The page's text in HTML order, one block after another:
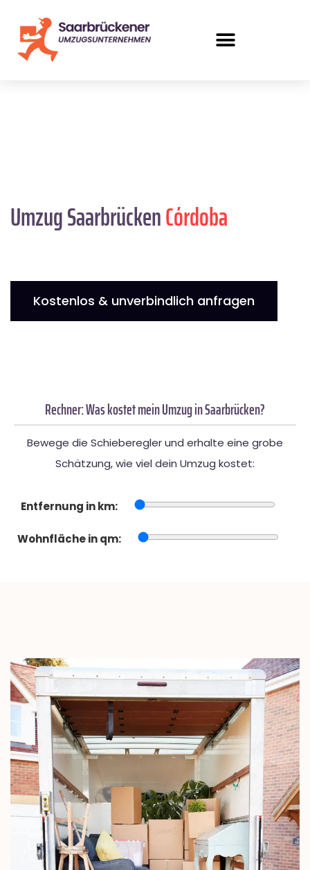
Umzug SaarbrückenCórdoba
Kostenlos & unverbindlich anfragen
Rechner: Was kostet mein Umzug in Saarbrücken?
Bewege die Schieberegler und erhalte eine grobe
Schätzung, wie viel dein Umzug kostet:
Entfernung in km:
Wohnfläche in qm: